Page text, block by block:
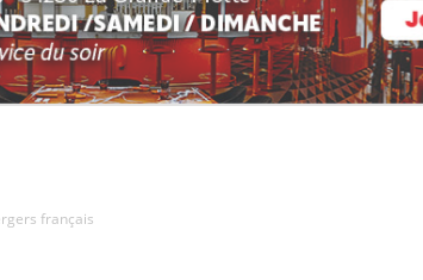
d'oc
français